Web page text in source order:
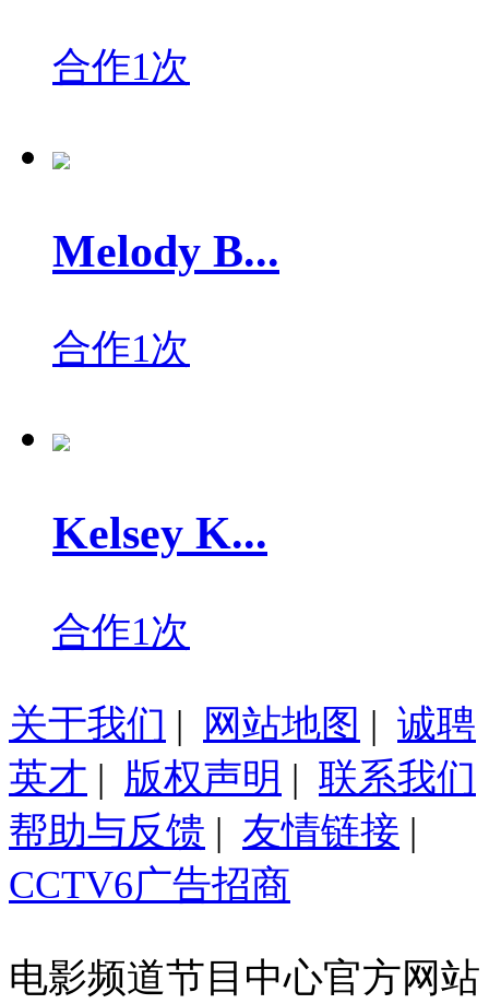
合作1次
Melody B...
合作1次
Kelsey K...
合作1次
关于我们 | 网站地图 | 诚聘
英才 | 版权声明 | 联系我们
帮助与反馈 | 友情链接 |
CCTV6广告招商
电影频道节目中心官方网站